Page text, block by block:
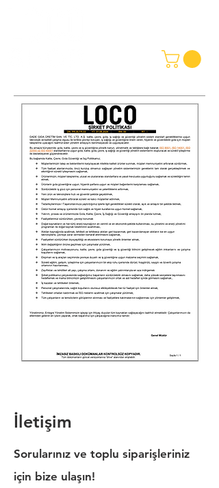
İletişim
Sorularınız ve toplu siparişleriniz
için bize ulaşın!